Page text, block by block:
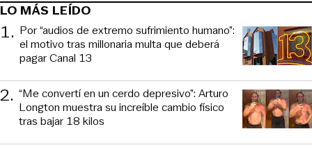
LO MÁS LEÍDO
1. Por “audios de extremo sufrimiento humano”:
el motivo tras millonaria multa que deberá
pagar Canal 13
2. “Me convertí en un cerdo depresivo”: Arturo
Longton muestra su increíble cambio físico
tras bajar 18 kilos